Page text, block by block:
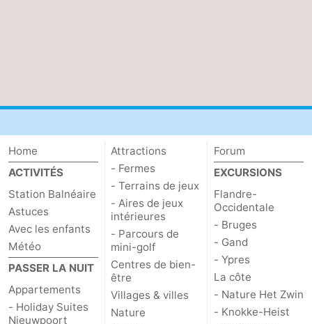
Home
ACTIVITÉS
Station Balnéaire
Astuces
Avec les enfants
Météo
PASSER LA NUIT
Appartements
- Holiday Suites
Nieuwpoort
Attractions
- Fermes
- Terrains de jeux
- Aires de jeux
intérieures
- Parcours de
mini-golf
Centres de bien-
être
Villages & villes
Nature
Forum
EXCURSIONS
Flandre-
Occidentale
- Bruges
- Gand
- Ypres
La côte
- Nature Het Zwin
- Knokke-Heist